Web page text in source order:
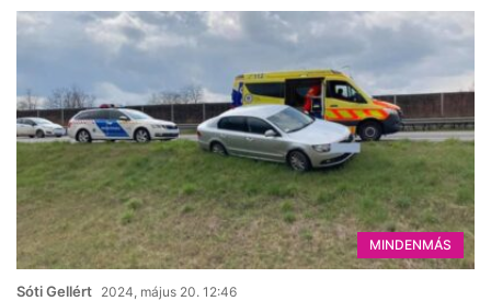
MINDENMÁS
Sóti Gellért 2024, május 20. 12:46